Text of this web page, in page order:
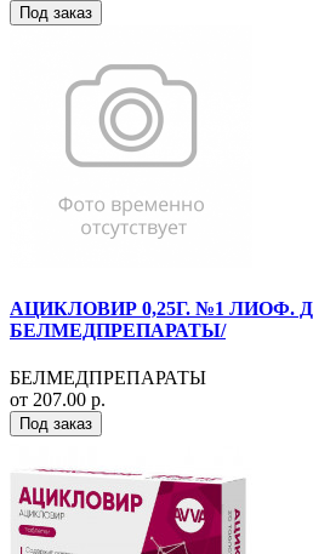
Под заказ
АЦИКЛОВИР 0,25Г. №1 ЛИОФ.
БЕЛМЕДПРЕПАРАТЫ/
БЕЛМЕДПРЕПАРАТЫ
от 207.00 р.
Под заказ